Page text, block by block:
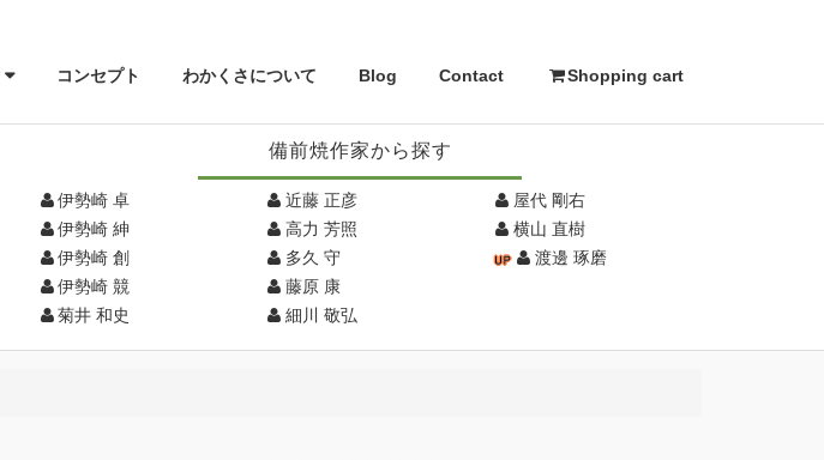
コンセプト わかくさについて Blog Contact Shopping cart
備前焼作家から探す
伊勢崎 卓
伊勢崎 紳
伊勢崎 創
伊勢崎 競
菊井 和史
近藤 正彦
高力 芳照
多久 守
藤原 康
細川 敬弘
屋代 剛右
横山 直樹
渡邊 琢磨